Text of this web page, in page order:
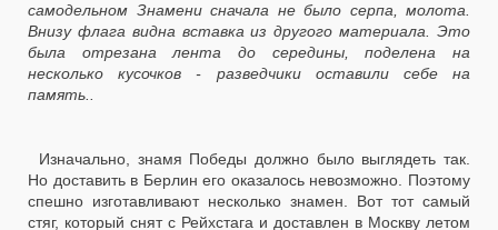
самодельном Знамени сначала не было серпа, молота.
Внизу флага видна вставка из другого материала. Это
была отрезана лента до середины, поделена на
несколько кусочков - разведчики оставили себе на
память..
Изначально, знамя Победы должно было выглядеть так.
Но доставить в Берлин его оказалось невозможно. Поэтому
спешно изготавливают несколько знамен. Вот тот самый
стяг, который снят с Рейхстага и доставлен в Москву летом